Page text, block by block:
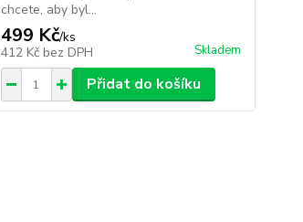
chcete, aby byl...
499 Kč/ks
412 Kč bez DPH Skladem
Přidat do košíku